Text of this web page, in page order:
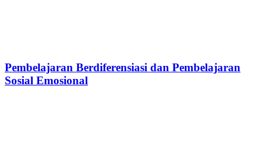
Pembelajaran Berdiferensiasi dan Pembelajaran
Sosial Emosional